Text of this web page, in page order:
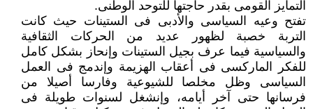
التمايز القومى بقدر حاجتها للتوحد الوطنى.
تفتح وعيه السياسى والأدبى فى الستينات حيث كانت
التربة خصبة لظهور عديد من الحركات الثقافية
والسياسية فيما عرف بجيل الستينات وإنحاز بشكل كامل
للفكر الماركسى فى أعقاب الهزيمة وإندمج فى العمل
السياسى وظل مخلصا للشيوعية وفارسا أصيلا من
فرسانها حتى آخر أيامه، وإنشغل لسنوات طويلة فى